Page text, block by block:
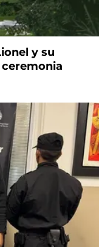
y su